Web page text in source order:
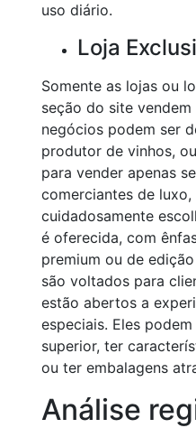
uso diário.
Loja
Somente as lojas ou
seção do site vendem
negócios podem ser
produtor de vinhos,
para vender apenas
comerciantes de
cuidadosamente
é oferecida, com
premium ou de
são voltados para
estão abertos a
especiais. Eles
superior, ter
ou ter embalagens
Análise